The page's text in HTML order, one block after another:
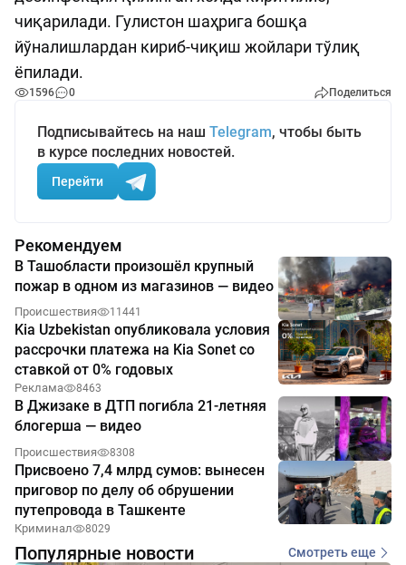
чиқарилади. Гулистон шаҳрига бошқа
йўналишлардан кириб-чиқиш жойлари тўлиқ
ёпилади.
1596 0 Поделиться
Подписывайтесь на наш Telegram, чтобы быть
в курсе последних новостей.
Перейти
Рекомендуем
В Ташобласти произошёл крупный
пожар в одном из магазинов — видео
Происшествия 11441
Kia Uzbekistan опубликовала условия
рассрочки платежа на Kia Sonet со
ставкой от 0% годовых
Реклама 8463
В Джизаке в ДТП погибла 21-летняя
блогерша — видео
Происшествия 8308
Присвоено 7,4 млрд сумов: вынесен
приговор по делу об обрушении
путепровода в Ташкенте
Криминал 8029
Популярные новости Смотреть еще